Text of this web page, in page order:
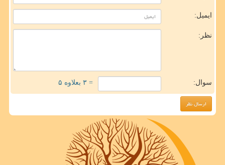
ایمیل:
نظر:
سوال: = ۳ بعلاوه ۵